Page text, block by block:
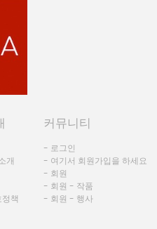
개
책
커뮤니티
- 로그인
- 여기서 회원가입을 하세요
- 회원
- 회원 - 작품
- 회원 - 행사